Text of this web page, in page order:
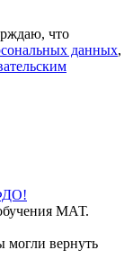
что
данных,
МАТ.
могли вернуть